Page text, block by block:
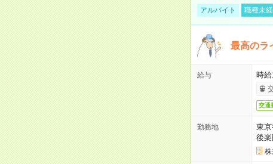
アルバイト 職種未
最高のラ
給与 時給
交通
勤務地
東
後
株